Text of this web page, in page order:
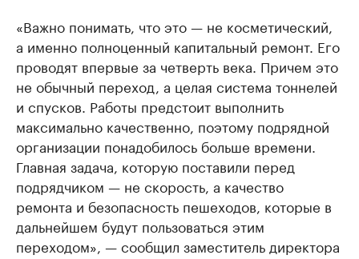
«Важно понимать, что это — не косметический,
а именно полноценный капитальный ремонт. Его
проводят впервые за четверть века. Причем это
не обычный переход, а целая система тоннелей
и спусков. Работы предстоит выполнить
максимально качественно, поэтому подрядной
организации понадобилось больше времени.
Главная задача, которую поставили перед
подрядчиком — не скорость, а качество
ремонта и безопасность пешеходов, которые в
дальнейшем будут пользоваться этим
переходом», — сообщил заместитель директора